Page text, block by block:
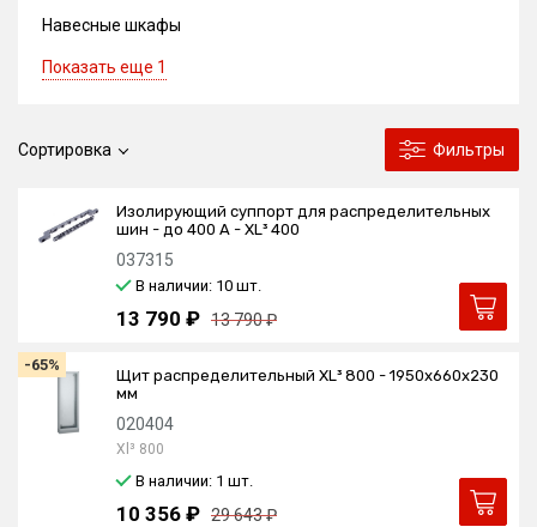
Сортировка Фильтры
Изолирующий суппорт для распределительных
шин - до 400 А - XL³ 400
037315
В наличии: 10 шт.
13 790 ₽ 13 790 ₽
-65%
Щит распределительный XL³ 800 - 1950x660x230
мм
020404
Xl³ 800
В наличии: 1 шт.
10 356 ₽ 29 643 ₽
Навесные шкафы
Показать еще 1